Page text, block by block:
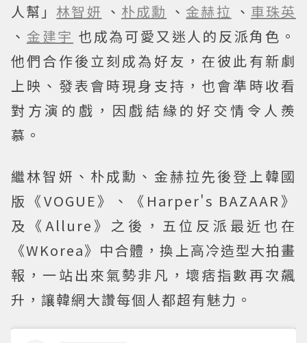
人幫」 林智妍 、 朴成勳 、 金赫拉 、 車珠英
、 金建宇 也成為可愛又迷人的反派角色。
他們合作後立刻成為好友，在彼此有新劇
上映、發表會時現身支持，也會準時收看
對方演的戲，因戲結緣的好交情令人羨
慕。
繼林智妍、朴成勳、金赫拉先後登上韓國
版《VOGUE》、《Harper's BAZAAR》
及《Allure》之後，五位反派最近也在
《WKorea》中合體，換上高冷造型大拍畫
報，一站出來氣勢非凡，壞痞指數再次飆
升，讓韓網大讚每個人都超有魅力。